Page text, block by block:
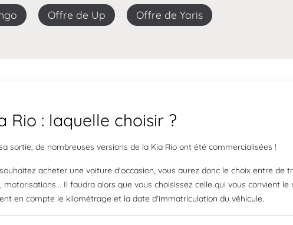
Offre de Up Offre de Yaris
Rio : laquelle choisir ?
sortie, de nombreuses versions de la Kia Rio ont été commercialisées !
acheter une voiture d'occasion, vous aurez donc le choix entre de
motorisations... Il faudra alors que vous choisissez celle qui vous convient le
en compte le kilométrage et la date d'immatriculation du véhicule.